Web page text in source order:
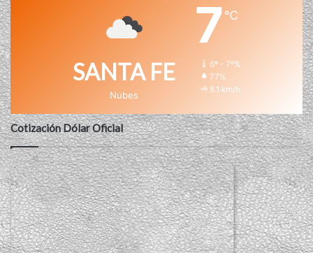
SANTA FE
Nubes
7℃
6º - 7º%
77%
8.1 km/h
Cotización Dólar Oficial